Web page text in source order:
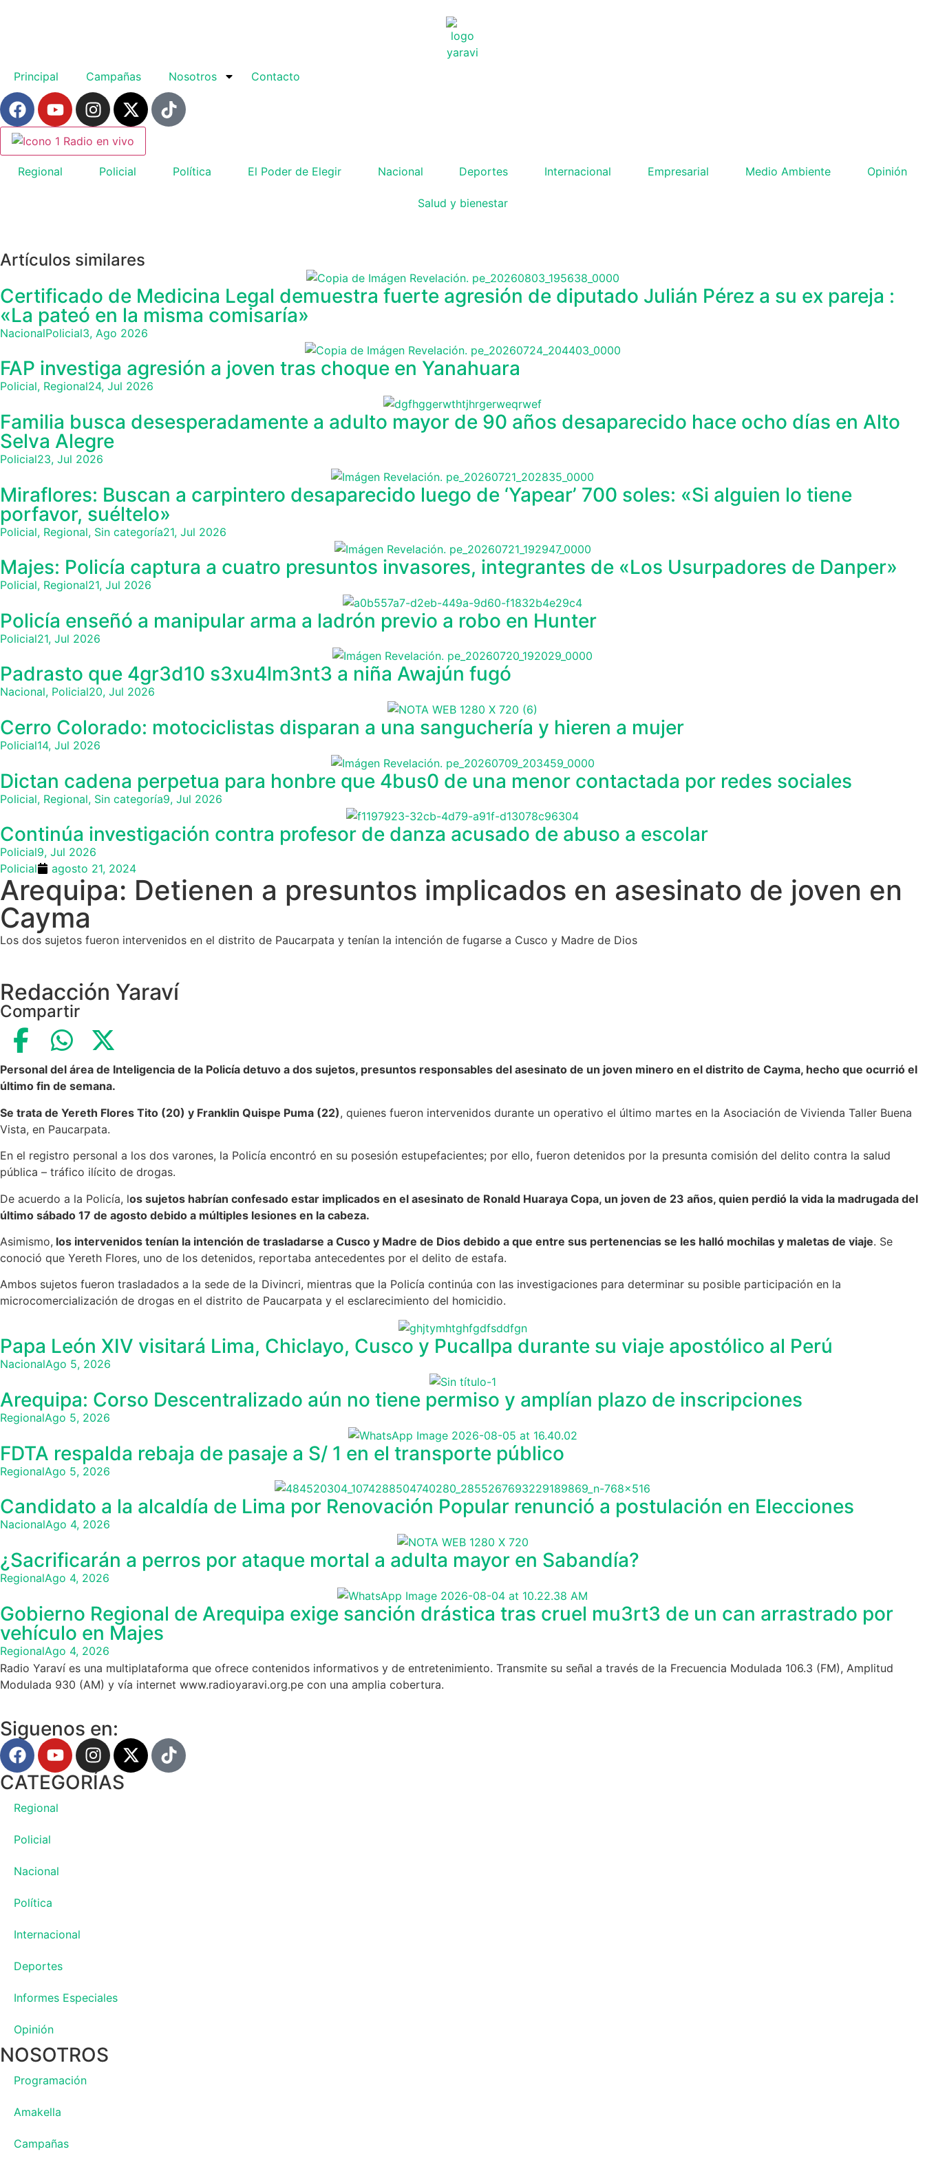
Principal Campañas Nosotros Contacto
Radio en vivo
Regional Policial Política El Poder de Elegir Nacional Deportes Internacional Empresarial Medio Ambiente Opinión
Salud y bienestar
Artículos similares
Certificado de Medicina Legal demuestra fuerte agresión de diputado Julián Pérez a su ex pareja :
«La pateó en la misma comisaría»
NacionalPolicial3, Ago 2026
FAP investiga agresión a joven tras choque en Yanahuara
Policial, Regional24, Jul 2026
Familia busca desesperadamente a adulto mayor de 90 años desaparecido hace ocho días en Alto
Selva Alegre
Policial23, Jul 2026
Miraflores: Buscan a carpintero desaparecido luego de ‘Yapear’ 700 soles: «Si alguien lo tiene
porfavor, suéltelo»
Policial, Regional, Sin categoría21, Jul 2026
Majes: Policía captura a cuatro presuntos invasores, integrantes de «Los Usurpadores de Danper»
Policial, Regional21, Jul 2026
Policía enseñó a manipular arma a ladrón previo a robo en Hunter
Policial21, Jul 2026
Padrasto que 4gr3d10 s3xu4lm3nt3 a niña Awajún fugó
Nacional, Policial20, Jul 2026
Cerro Colorado: motociclistas disparan a una sanguchería y hieren a mujer
Policial14, Jul 2026
Dictan cadena perpetua para honbre que 4bus0 de una menor contactada por redes sociales
Policial, Regional, Sin categoría9, Jul 2026
Continúa investigación contra profesor de danza acusado de abuso a escolar
Policial9, Jul 2026
Policial
agosto 21, 2024
Arequipa: Detienen a presuntos implicados en asesinato de joven en
Cayma
Los dos sujetos fueron intervenidos en el distrito de Paucarpata y tenían la intención de fugarse a Cusco y Madre de Dios
Redacción Yaraví
Compartir
Personal del área de Inteligencia de la Policía detuvo a dos sujetos, presuntos responsables del asesinato de un joven minero en el distrito de Cayma, hecho que ocurrió el
último fin de semana.
Se trata de Yereth Flores Tito (20) y Franklin Quispe Puma (22), quienes fueron intervenidos durante un operativo el último martes en la Asociación de Vivienda Taller Buena
Vista, en Paucarpata.
En el registro personal a los dos varones, la Policía encontró en su posesión estupefacientes; por ello, fueron detenidos por la presunta comisión del delito contra la salud
pública – tráfico ilícito de drogas.
De acuerdo a la Policía, los sujetos habrían confesado estar implicados en el asesinato de Ronald Huaraya Copa, un joven de 23 años, quien perdió la vida la madrugada del
último sábado 17 de agosto debido a múltiples lesiones en la cabeza.
Asimismo, los intervenidos tenían la intención de trasladarse a Cusco y Madre de Dios debido a que entre sus pertenencias se les halló mochilas y maletas de viaje. Se
conoció que Yereth Flores, uno de los detenidos, reportaba antecedentes por el delito de estafa.
Ambos sujetos fueron trasladados a la sede de la Divincri, mientras que la Policía continúa con las investigaciones para determinar su posible participación en la
microcomercialización de drogas en el distrito de Paucarpata y el esclarecimiento del homicidio.
Papa León XIV visitará Lima, Chiclayo, Cusco y Pucallpa durante su viaje apostólico al Perú
NacionalAgo 5, 2026
Arequipa: Corso Descentralizado aún no tiene permiso y amplían plazo de inscripciones
RegionalAgo 5, 2026
FDTA respalda rebaja de pasaje a S/ 1 en el transporte público
RegionalAgo 5, 2026
Candidato a la alcaldía de Lima por Renovación Popular renunció a postulación en Elecciones
NacionalAgo 4, 2026
¿Sacrificarán a perros por ataque mortal a adulta mayor en Sabandía?
RegionalAgo 4, 2026
Gobierno Regional de Arequipa exige sanción drástica tras cruel mu3rt3 de un can arrastrado por
vehículo en Majes
RegionalAgo 4, 2026
Radio Yaraví es una multiplataforma que ofrece contenidos informativos y de entretenimiento. Transmite su señal a través de la Frecuencia Modulada 106.3 (FM), Amplitud
Modulada 930 (AM) y vía internet www.radioyaravi.org.pe con una amplia cobertura.
Siguenos en:
CATEGORÍAS
Regional
Policial
Nacional
Política
Internacional
Deportes
Informes Especiales
Opinión
NOSOTROS
Programación
Amakella
Campañas